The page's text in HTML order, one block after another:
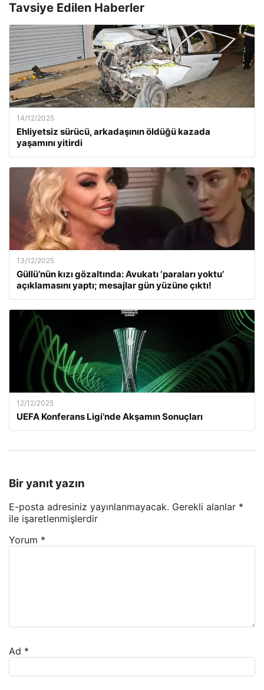
Tavsiye Edilen Haberler
14/12/2025
Ehliyetsiz sürücü, arkadaşının öldüğü kazada
yaşamını yitirdi
13/12/2025
Güllü’nün kızı gözaltında: Avukatı ‘paraları yoktu’
açıklamasını yaptı; mesajlar gün yüzüne çıktı!
12/12/2025
UEFA Konferans Ligi’nde Akşamın Sonuçları
Bir yanıt yazın
E-posta adresiniz yayınlanmayacak. Gerekli alanlar *
ile işaretlenmişlerdir
Yorum *
Ad *